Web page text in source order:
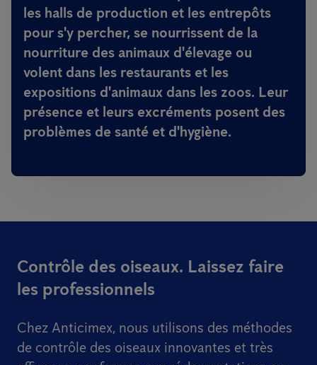
les halls de production et les entrepôts
pour s'y percher, se nourrissent de la
nourriture des animaux d'élevage ou
volent dans les restaurants et les
expositions d'animaux dans les zoos. Leur
présence et leurs excréments posent des
problèmes de santé et d'hygiène.
Contrôle des oiseaux. Laissez faire
les professionnels
Chez Anticimex, nous utilisons des méthodes
de contrôle des oiseaux innovantes et très